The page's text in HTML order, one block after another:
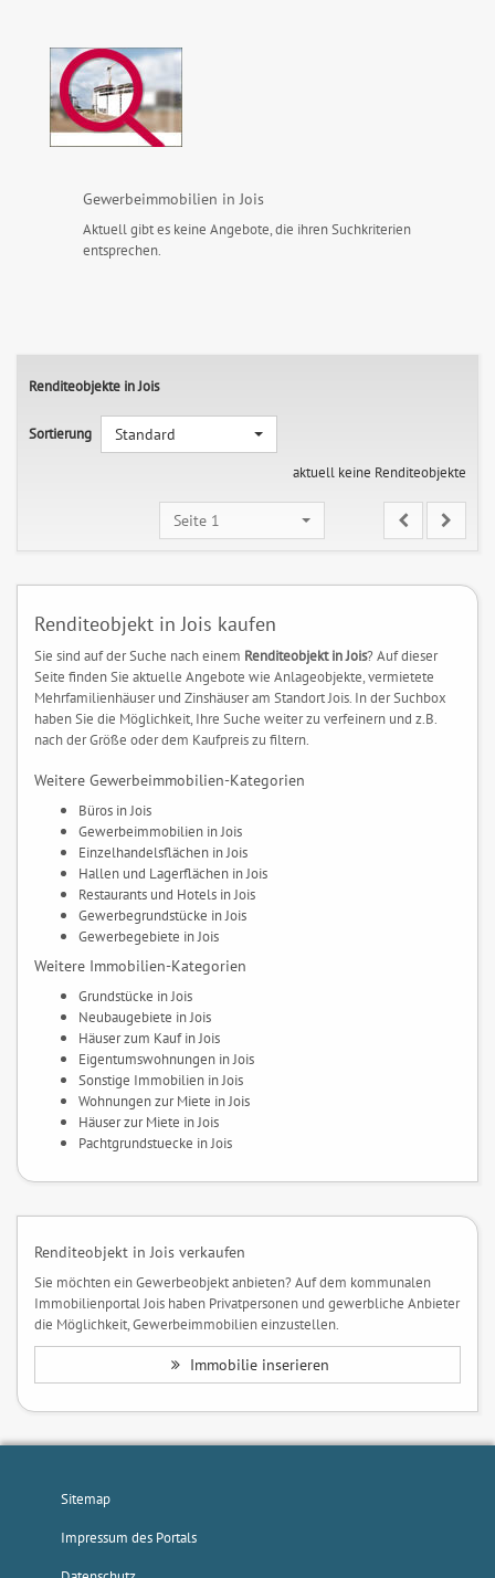
Gewerbeimmobilien in Jois
Aktuell gibt es keine Angebote, die ihren Suchkriterien
entsprechen.
Renditeobjekte in Jois
Sortierung
Standard
aktuell keine Renditeobjekte
Seite 1
Renditeobjekt in Jois kaufen
Sie sind auf der Suche nach einem Renditeobjekt in Jois? Auf dieser
Seite finden Sie aktuelle Angebote wie Anlageobjekte, vermietete
Mehrfamilienhäuser und Zinshäuser am Standort Jois. In der Suchbox
haben Sie die Möglichkeit, Ihre Suche weiter zu verfeinern und z.B.
nach der Größe oder dem Kaufpreis zu filtern.
Weitere Gewerbeimmobilien-Kategorien
Büros in Jois
Gewerbeimmobilien in Jois
Einzelhandelsflächen in Jois
Hallen und Lagerflächen in Jois
Restaurants und Hotels in Jois
Gewerbegrundstücke in Jois
Gewerbegebiete in Jois
Weitere Immobilien-Kategorien
Grundstücke in Jois
Neubaugebiete in Jois
Häuser zum Kauf in Jois
Eigentumswohnungen in Jois
Sonstige Immobilien in Jois
Wohnungen zur Miete in Jois
Häuser zur Miete in Jois
Pachtgrundstuecke in Jois
Renditeobjekt in Jois verkaufen
Sie möchten ein Gewerbeobjekt anbieten? Auf dem kommunalen
Immobilienportal Jois haben Privatpersonen und gewerbliche Anbieter
die Möglichkeit, Gewerbeimmobilien einzustellen.
Immobilie inserieren
Sitemap
Impressum des Portals